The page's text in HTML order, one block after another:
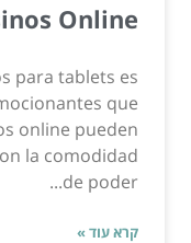
Online
para tablets es
que
online pueden
la comodidad
de poder...
קרא עוד »